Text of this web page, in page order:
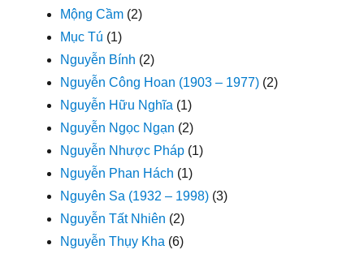
Mộng Cầm (2)
Mục Tú (1)
Nguyễn Bính (2)
Nguyễn Công Hoan (1903 – 1977) (2)
Nguyễn Hữu Nghĩa (1)
Nguyễn Ngọc Ngạn (2)
Nguyễn Nhược Pháp (1)
Nguyễn Phan Hách (1)
Nguyên Sa (1932 – 1998) (3)
Nguyễn Tất Nhiên (2)
Nguyễn Thụy Kha (6)